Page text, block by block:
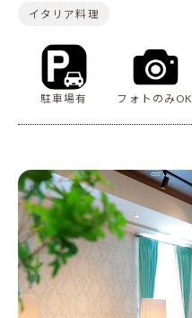
イタリア料理
駐車場有 フォトのみOK